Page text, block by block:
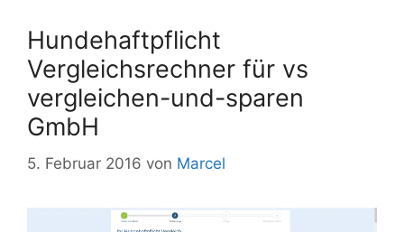
Hundehaftpflicht
Vergleichsrechner für vs
vergleichen-und-sparen
GmbH
5. Februar 2016 von Marcel